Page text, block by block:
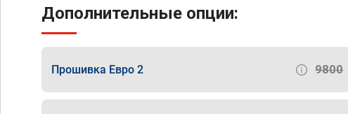
Дополнительные опции:
Прошивка Евро 2 9800